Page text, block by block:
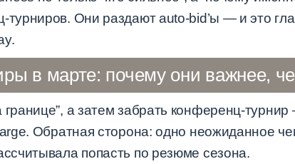
турниров. Они раздают auto-bid’ы — и это
в марте: почему они важнее,
границе”, а затем забрать конференц-
Обратная сторона: одно неожиданное
попасть по резюме сезона.